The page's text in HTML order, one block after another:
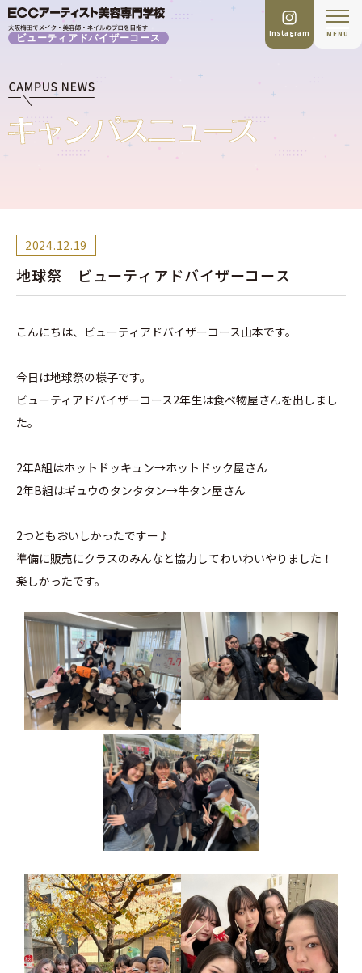
ビューティアドバイザーコース MENU
Instagram
2024.12.19
地球祭 ビューティアドバイザーコース
こんにちは、ビューティアドバイザーコース山本です。
今日は地球祭の様子です。
ビューティアドバイザーコース2年生は食べ物屋さんを出しまし
た。
2年A組はホットドッキュン→ホットドック屋さん
2年B組はギュウのタンタタン→牛タン屋さん
2つともおいしかったですー♪
準備に販売にクラスのみんなと協力してわいわいやりました！
楽しかったです。